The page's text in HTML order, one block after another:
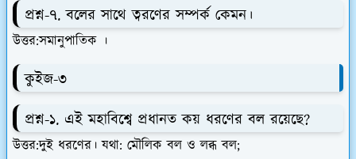
প্রশ্ন-৭. বলের সাথে ত্বরণের সম্পর্ক কেমন।
উত্তর:সমানুপাতিক ।
কুইজ-৩
প্রশ্ন-১. এই মহাবিশ্বে প্রধানত কয় ধরণের বল রয়েছে?
উত্তর:দুই ধরণের। যথা: মৌলিক বল ও লব্ধ বল;